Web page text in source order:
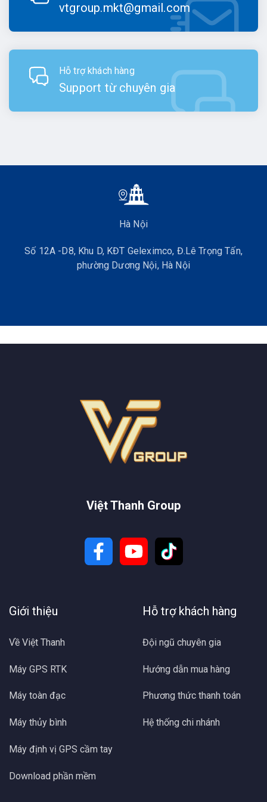
vtgroup.mkt@gmail.com
Hỗ trợ khách hàng
Support từ chuyên gia
Hà Nội
Số 12A -D8, Khu D, KĐT Geleximco, Đ.Lê Trọng Tấn,
phường Dương Nội, Hà Nội
Việt Thanh Group
Giới thiệu
Về Việt Thanh
Máy GPS RTK
Máy toàn đạc
Máy thủy bình
Máy định vị GPS cầm tay
Download phần mềm
Hỗ trợ khách hàng
Đội ngũ chuyên gia
Hướng dẫn mua hàng
Phương thức thanh toán
Hệ thống chi nhánh